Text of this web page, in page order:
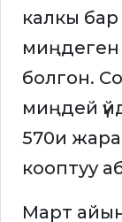
калкы
болгон.
миңдей
570и
кооптуу
Март